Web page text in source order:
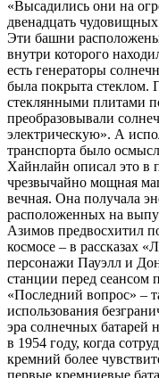
«Высадились они на
двенадцать
Эти башни
внутри которого
есть генераторы
была покрыта стеклом.
стеклянными плитами
преобразовывали
электрическую». А
транспорта было
Хайнлайн описал это в
чрезвычайно мощная
вечная. Она получала
расположенных на
Азимов предвосхитил
космосе – в рассказах
персонажи Пауэлл и
станции перед сеансом
«Последний вопрос» –
использования
эра солнечных батарей
в 1954 году, когда
кремний более
первые кремниевые